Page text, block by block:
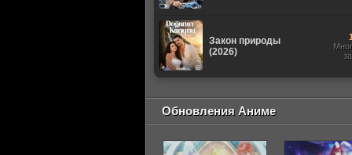
Закон природы
(2026)
Обновления Аниме